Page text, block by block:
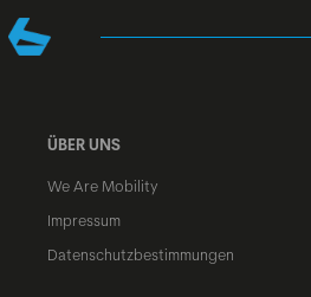
ÜBER UNS
We Are Mobility
Impressum
Datenschutzbestimmungen